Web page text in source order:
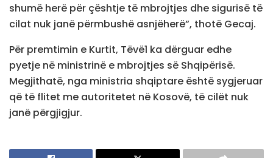
shumë herë për çështje të mbrojtjes dhe sigurisë të
cilat nuk janë përmbushë asnjëherë”, thotë Gecaj.
Për premtimin e Kurtit, Tëvë1 ka dërguar edhe
pyetje në ministrinë e mbrojtjes së Shqipërisë.
Megjithatë, nga ministria shqiptare është sygjeruar
që të flitet me autoritetet në Kosovë, të cilët nuk
janë përgjigjur.